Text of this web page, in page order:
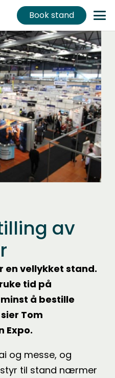
Book stand
av
en vellykket stand.
tid på
å bestille
Tom
Expo.
og messe, og
til stand nærmer